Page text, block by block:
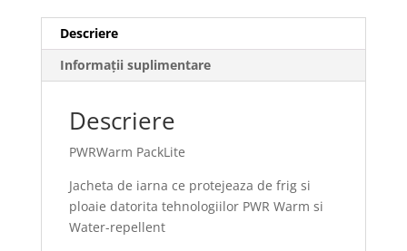
Descriere
Informații suplimentare
Descriere
PWRWarm PackLite
Jacheta de iarna ce protejeaza de frig si
ploaie datorita tehnologiilor PWR Warm si
Water-repellent